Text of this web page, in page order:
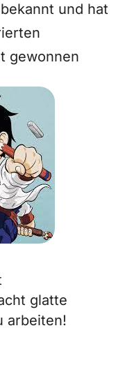
und hat
gewonnen
glatte
arbeiten!